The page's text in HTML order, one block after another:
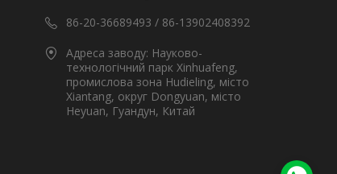
86-20-36689493 / 86-13902408392
Адреса заводу: Науково-
технологічний парк Xinhuafeng,
промислова зона Hudieling, місто
Xiantang, округ Dongyuan, місто
Heyuan, Гуандун, Китай